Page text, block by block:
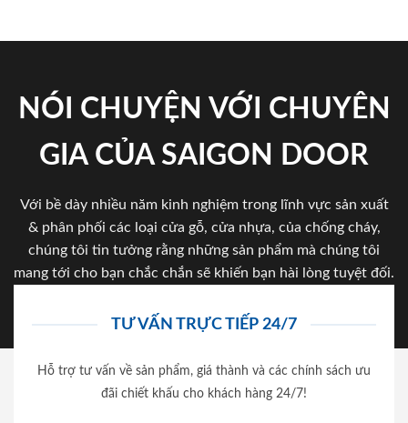
NÓI CHUYỆN VỚI CHUYÊN
GIA CỦA SAIGON DOOR
Với bề dày nhiều năm kinh nghiệm trong lĩnh vực sản xuất
& phân phối các loại cửa gỗ, cửa nhựa, của chống cháy,
chúng tôi tin tưởng rằng những sản phẩm mà chúng tôi
mang tới cho bạn chắc chắn sẽ khiến bạn hài lòng tuyệt đối.
TƯ VẤN TRỰC TIẾP 24/7
Hỗ trợ tư vấn về sản phẩm, giá thành và các chính sách ưu
đãi chiết khấu cho khách hàng 24/7!